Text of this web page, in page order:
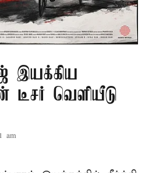
இயக்கிய
டீசர் வெளியீடு
am